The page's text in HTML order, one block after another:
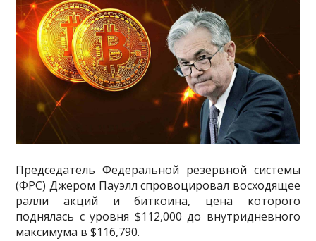
Председатель Федеральной резервной системы
(ФРС) Джером Пауэлл спровоцировал восходящее
ралли акций и биткоина, цена которого
поднялась с уровня $112,000 до внутридневного
максимума в $116,790.